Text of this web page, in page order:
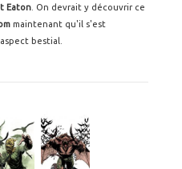
Eaton . On devrait y découvrir ce
maintenant qu'il s'est
bestial.